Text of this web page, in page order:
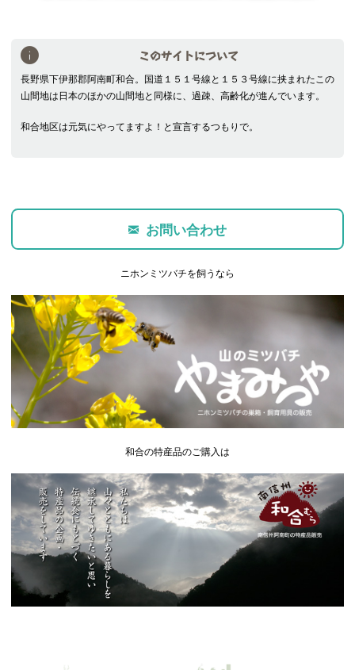
このサイトについて
長野県下伊那郡阿南町和合。国道１５１号線と１５３号線に挟まれたこの
山間地は日本のほかの山間地と同様に、過疎、高齢化が進んでいます。
和合地区は元気にやってますよ！と宣言するつもりで。
お問い合わせ
ニホンミツバチを飼うなら
和合の特産品のご購入は